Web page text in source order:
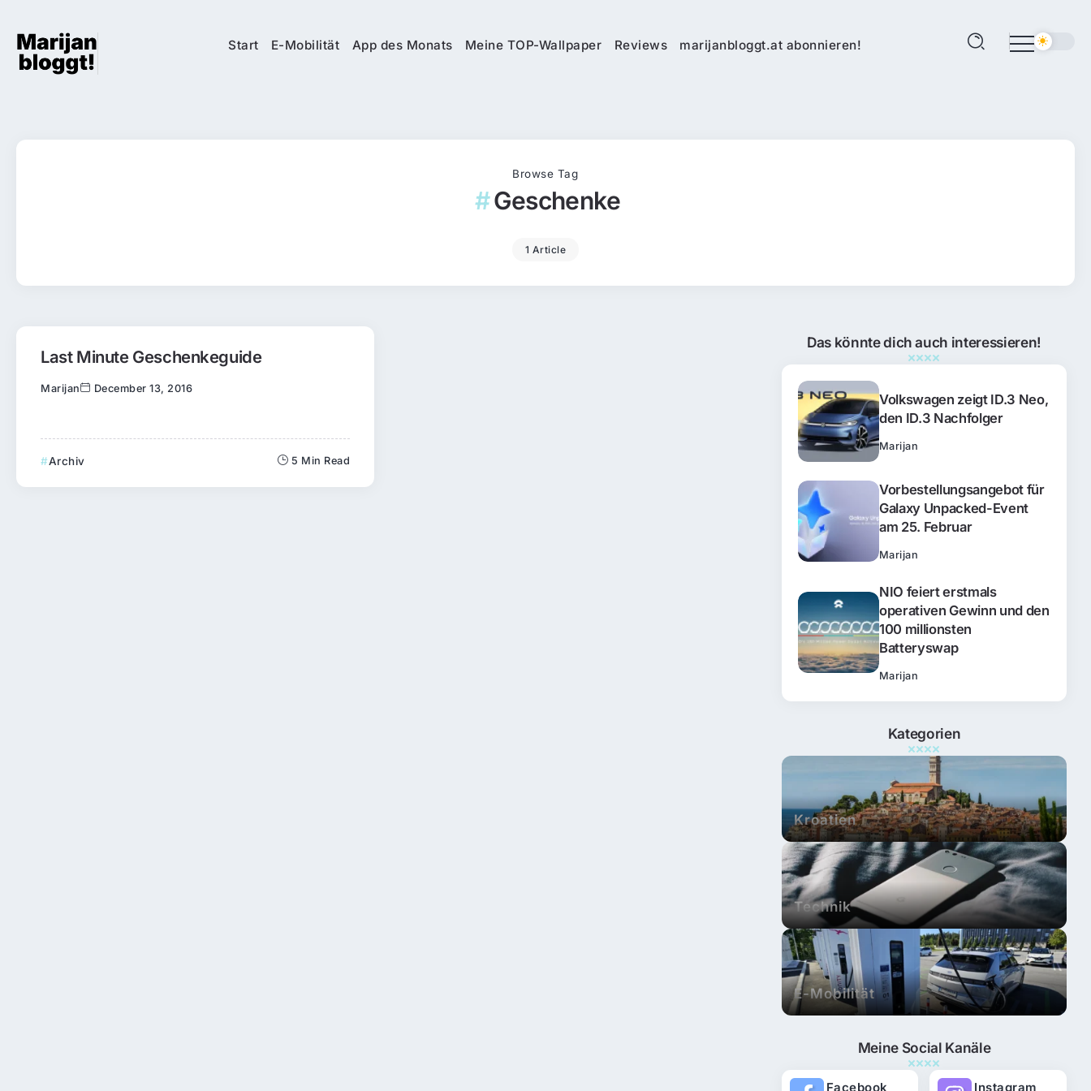
Start E-Mobilität App des Monats Meine TOP-Wallpaper Reviews marijanbloggt.at abonnieren!
Browse Tag
Geschenke
1 Article
Last Minute Geschenkeguide
Marijan December 13, 2016
Archiv 5 Min Read
Das könnte dich auch interessieren!
Volkswagen zeigt ID.3 Neo,
den ID.3 Nachfolger
Marijan
Vorbestellungsangebot für
Galaxy Unpacked-Event
am 25. Februar
Marijan
NIO feiert erstmals
operativen Gewinn und den
100 millionsten
Batteryswap
Marijan
Kategorien
Kroatien
Technik
E-Mobilität
Meine Social Kanäle
Facebook Instagram